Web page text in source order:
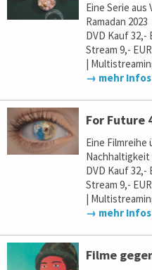
Eine Serie
Ramadan 2023
DVD Kauf 32,-
Stream 9,-
|
→ mehr
For Future
Eine
Nachhaltigkeit
DVD Kauf 32,-
Stream 9,-
|
→ mehr
Filme